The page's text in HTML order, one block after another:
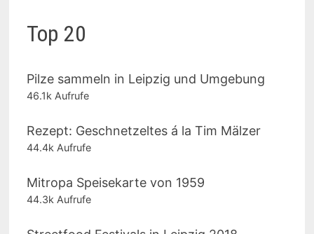
Top 20
Pilze sammeln in Leipzig und Umgebung
46.1k Aufrufe
Rezept: Geschnetzeltes á la Tim Mälzer
44.4k Aufrufe
Mitropa Speisekarte von 1959
44.3k Aufrufe